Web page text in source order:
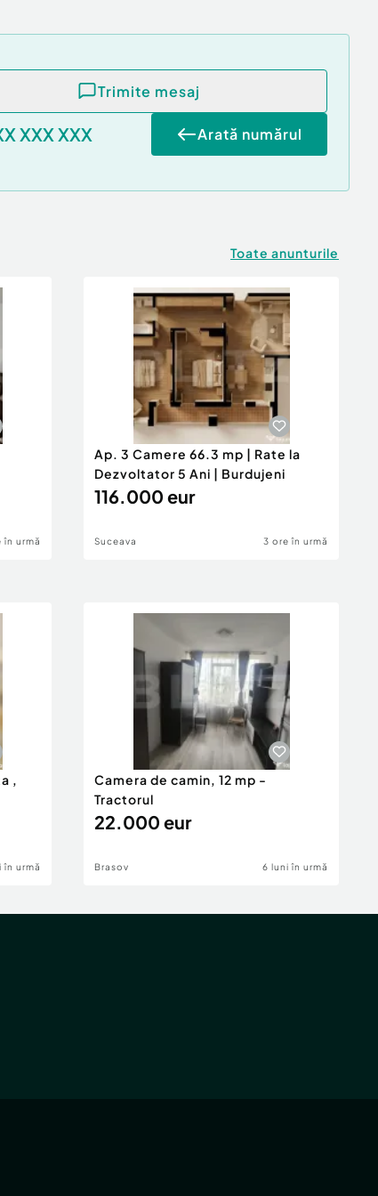
Trimite mesaj
XXX XXX Arată numărul
Toate anunturile
în urmă
Ap. 3 Camere 66.3 mp | Rate la
Dezvoltator 5 Ani | Burdujeni
116.000 eur
Suceava 3 ore în urmă
,
în urmă
Camera de camin, 12 mp -
Tractorul
22.000 eur
Brasov 6 luni în urmă